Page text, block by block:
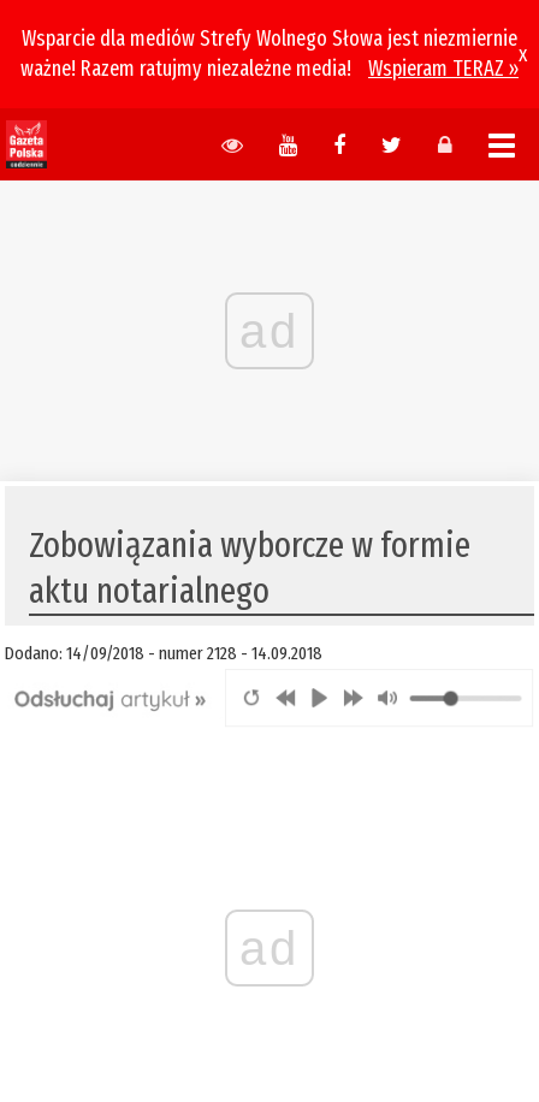
Wsparcie dla mediów Strefy Wolnego Słowa jest niezmiernie
ważne! Razem ratujmy niezależne media!
Wspieram TERAZ »
x
ad
​Zobowiązania wyborcze w formie
aktu notarialnego
Dodano: 14/09/2018 - numer 2128 - 14.09.2018
ad